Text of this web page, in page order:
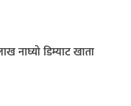
नाघ्यो डिम्याट खाता